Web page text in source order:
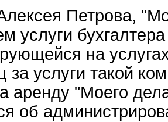
Петрова,
услуги
на
за услуги такой
аренду "Моего
об